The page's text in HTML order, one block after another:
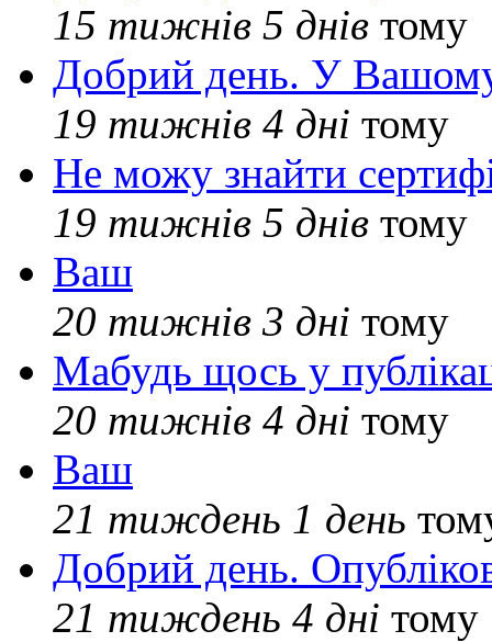
15 тижнів 5 днів тому
Добрий день. У Вашому
19 тижнів 4 дні тому
Не можу знайти
19 тижнів 5 днів тому
Ваш
20 тижнів 3 дні тому
Мабудь щось у
20 тижнів 4 дні тому
Ваш
21 тиждень 1 день
Добрий день.
21 тиждень 4 дні тому